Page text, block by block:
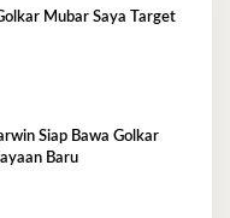
Mubar Saya Target
Siap Bawa Golkar
Baru